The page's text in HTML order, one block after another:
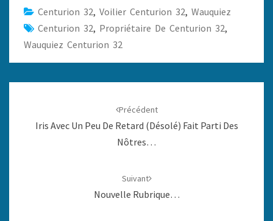
Centurion 32, Voilier Centurion 32, Wauquiez
Centurion 32, Propriétaire De Centurion 32,
Wauquiez Centurion 32
Précédent
Iris Avec Un Peu De Retard (désolé) Fait Parti Des
Nôtres…
Suivant
Nouvelle Rubrique…